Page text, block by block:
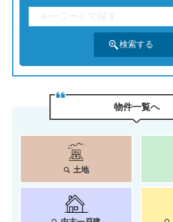
物件⼀覧へ
土地